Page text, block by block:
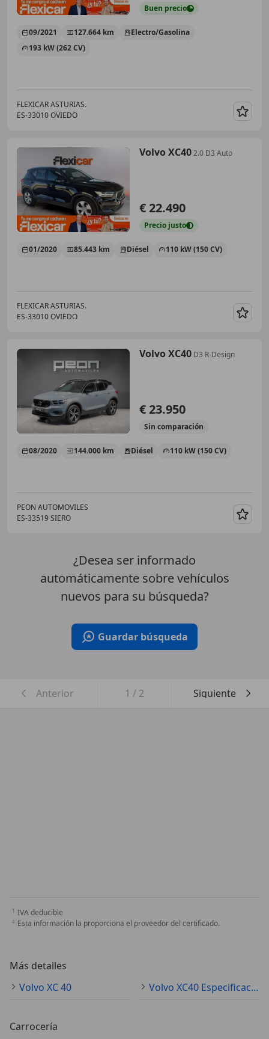
Buen precio
09/2021 127.664 km
Electro/Gasolina
193 kW (262 CV)
FLEXICAR ASTURIAS.
ES-33010 OVIEDO
Volvo XC402.0 D3 Auto
€ 22.490
Precio justo
01/2020 85.443 km Diésel 110 kW (150 CV)
FLEXICAR ASTURIAS.
ES-33010 OVIEDO
Volvo XC40 D3 R-Design
€ 23.950
Sin comparación
08/2020 144.000 km Diésel 110 kW (150 CV)
PEON AUTOMOVILES
ES-33519 SIERO
¿Desea ser informado
automáticamente sobre vehículos
nuevos para su búsqueda?
Guardar búsqueda
Anterior 1 / 2 Siguiente
IVA deducible
Esta información la proporciona el proveedor del certificado.
Más detalles
Volvo XC 40
Volvo XC40 Especificaciones técnicas
Carrocería